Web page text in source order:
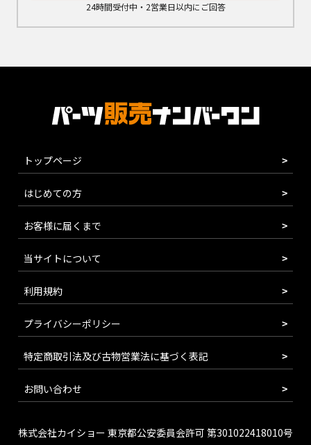
24時間受付中・2営業日以内にご回答
トップページ
はじめての方
お客様に届くまで
当サイトについて
利用規約
プライバシーポリシー
特定商取引法及び古物営業法に基づく表記
お問い合わせ
株式会社カイショー 東京都公安委員会許可 第301022418010号